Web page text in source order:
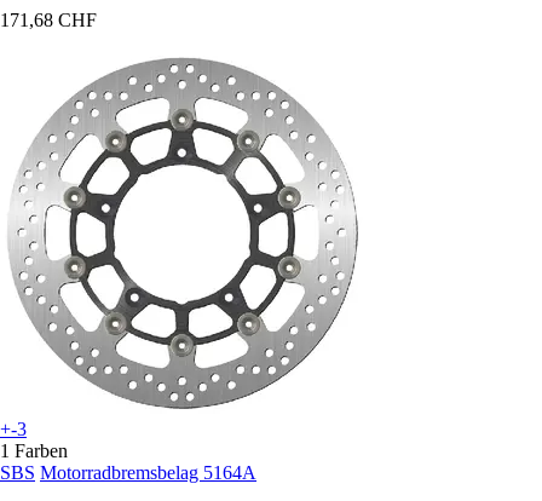
171,68 CHF
+-3
1 Farben
SBS Motorradbremsbelag 5164A